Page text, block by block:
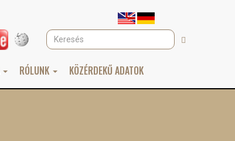
Keresés Keresés
RÓLUNK KÖZÉRDEKŰ ADATOK